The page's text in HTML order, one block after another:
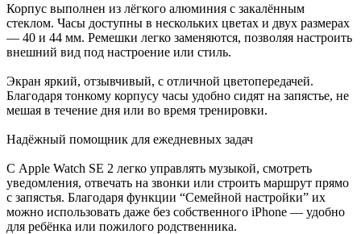
Корпус выполнен из лёгкого алюминия с закалённым
стеклом. Часы доступны в нескольких цветах и двух размерах
— 40 и 44 мм. Ремешки легко заменяются, позволяя настроить
внешний вид под настроение или стиль.
Экран яркий, отзывчивый, с отличной цветопередачей.
Благодаря тонкому корпусу часы удобно сидят на запястье, не
мешая в течение дня или во время тренировки.
Надёжный помощник для ежедневных задач
С Apple Watch SE 2 легко управлять музыкой, смотреть
уведомления, отвечать на звонки или строить маршрут прямо
с запястья. Благодаря функции “Семейной настройки” их
можно использовать даже без собственного iPhone — удобно
для ребёнка или пожилого родственника.